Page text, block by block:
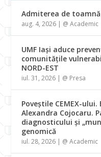
Admiterea de toamnă
aug. 4, 2026 | @ Academic
UMF Iași aduce
comunitățile
NORD-EST
iul. 31, 2026 | @ Presa
Poveștile CEMEX-
Alexandra Cojocaru.
diagnosticului și
genomică
iul. 28, 2026 | @ Academic